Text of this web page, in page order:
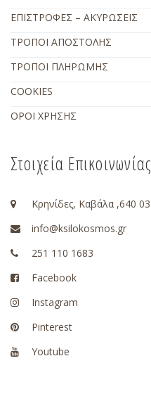
ΕΠΙΣΤΡΟΦΕΣ – ΑΚΥΡΩΣΕΙΣ
ΤΡΟΠΟΙ ΑΠΟΣΤΟΛΗΣ
ΤΡΟΠΟΙ ΠΛΗΡΩΜΗΣ
COOKIES
ΟΡΟΙ ΧΡΗΣΗΣ
Στοιχεία Επικοινωνίας
Κρηνίδες, Καβάλα ,640 03
info@ksilokosmos.gr
251 110 1683
Facebook
Instagram
Pinterest
Youtube